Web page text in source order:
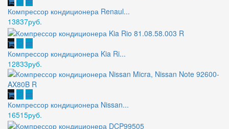
Компрессор кондиционера Renaul...
13837руб.
Компрессор кондиционера Kia Ri...
12833руб.
Компрессор кондиционера Nissan...
16515руб.